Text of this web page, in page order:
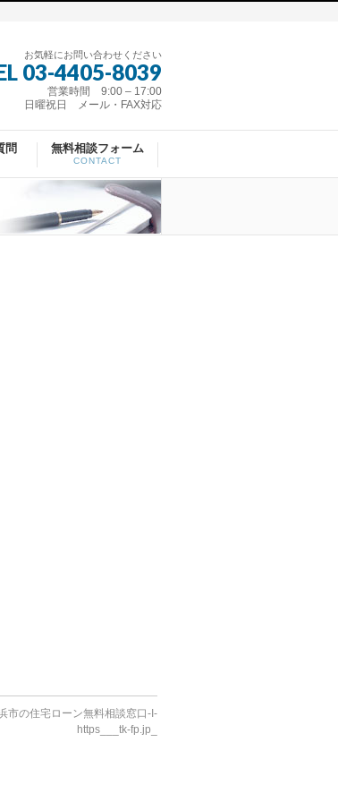
お気軽にお問い合わせください
03-4405-8039
営業時間 9:00 – 17:00
日曜祝日 メール・FAX対応
問 無料相談フォーム
CONTACT
市の住宅ローン無料相談窓口-I-
https___tk-fp.jp_